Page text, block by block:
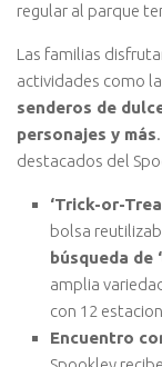
regular al parque
Las familias
actividades como
senderos de
personajes y más
destacados del
‘Trick-or-
bolsa
búsqueda de
amplia
con 12
Encuentro